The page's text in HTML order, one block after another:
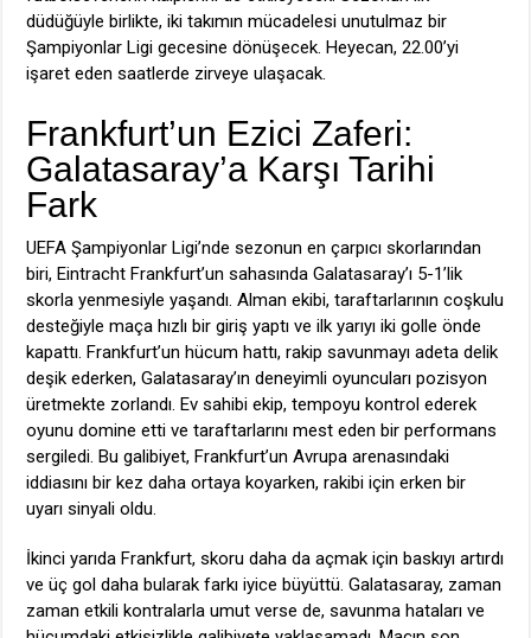
düdüğüyle birlikte, iki takımın mücadelesi unutulmaz bir
Şampiyonlar Ligi gecesine dönüşecek. Heyecan, 22.00’yi
işaret eden saatlerde zirveye ulaşacak.
Frankfurt’un Ezici Zaferi:
Galatasaray’a Karşı Tarihi
Fark
UEFA Şampiyonlar Ligi’nde sezonun en çarpıcı skorlarından
biri, Eintracht Frankfurt’un sahasında Galatasaray’ı 5-1’lik
skorla yenmesiyle yaşandı. Alman ekibi, taraftarlarının coşkulu
desteğiyle maça hızlı bir giriş yaptı ve ilk yarıyı iki golle önde
kapattı. Frankfurt’un hücum hattı, rakip savunmayı adeta delik
deşik ederken, Galatasaray’ın deneyimli oyuncuları pozisyon
üretmekte zorlandı. Ev sahibi ekip, tempoyu kontrol ederek
oyunu domine etti ve taraftarlarını mest eden bir performans
sergiledi. Bu galibiyet, Frankfurt’un Avrupa arenasındaki
iddiasını bir kez daha ortaya koyarken, rakibi için erken bir
uyarı sinyali oldu.
İkinci yarıda Frankfurt, skoru daha da açmak için baskıyı artırdı
ve üç gol daha bularak farkı iyice büyüttü. Galatasaray, zaman
zaman etkili kontralarla umut verse de, savunma hataları ve